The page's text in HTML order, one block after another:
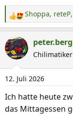
R
e
a
k
t
i
o
n
n
Shoppa, reteP,
Chilimatiker
12. Juli 2026
Ich hatte heute
das Mittagessen